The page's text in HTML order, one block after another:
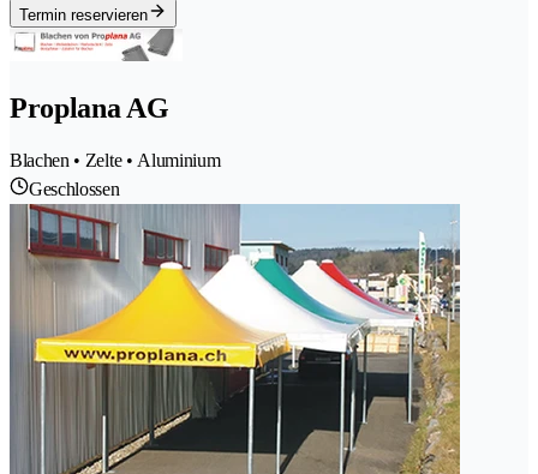
Termin reservieren
Proplana AG
Blachen • Zelte • Aluminium
Geschlossen